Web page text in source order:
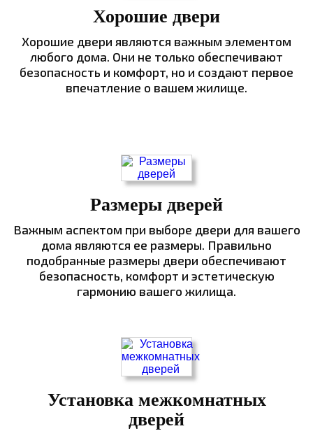
Хорошие двери
Хорошие двери являются важным элементом
любого дома. Они не только обеспечивают
безопасность и комфорт, но и создают первое
впечатление о вашем жилище.
Размеры дверей
Важным аспектом при выборе двери для вашего
дома являются ее размеры. Правильно
подобранные размеры двери обеспечивают
безопасность, комфорт и эстетическую
гармонию вашего жилища.
Установка межкомнатных
дверей